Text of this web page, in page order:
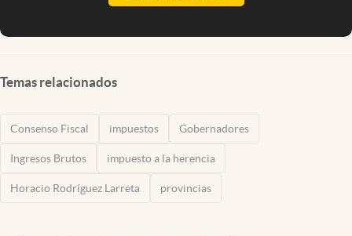
Temas relacionados
Consenso Fiscal impuestos Gobernadores
Ingresos Brutos impuesto a la herencia
Horacio Rodríguez Larreta provincias